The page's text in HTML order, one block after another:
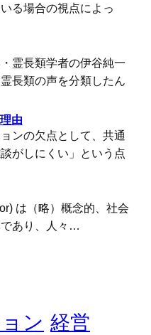
る場合の視点によっ
霊長類学者の伊谷純一
長類の声を分類したん
由
ンの欠点として、共通
がしにくい」という点
は（略）概念的、社会
あり、人々…
ン 経営